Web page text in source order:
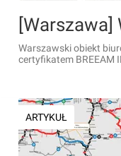
Warszawski obiekt
certyfikatem BREEAM
ARTYKUŁ